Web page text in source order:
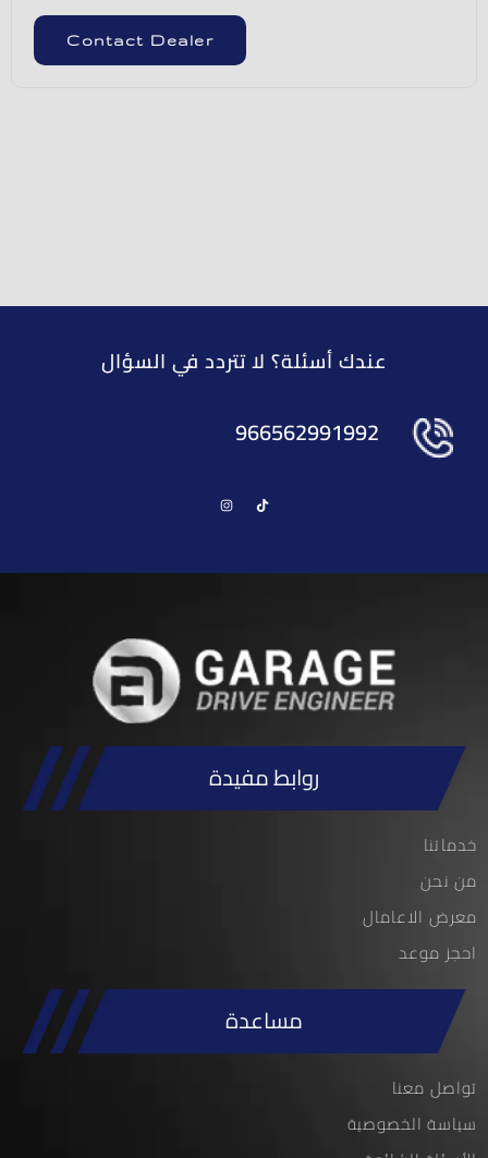
Contact Dealer
عندك أسئلة؟ لا تتردد في السؤال
966562991992
روابط مفيدة
خدماتنا
من نحن
معرض الاعامال
احجز موعد
مساعدة
تواصل معنا
سياسة الخصوصية